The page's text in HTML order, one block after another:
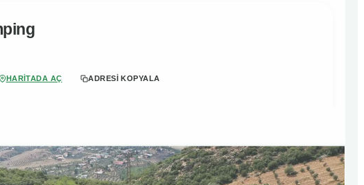
HARITADA AÇ ADRESI KOPYALA